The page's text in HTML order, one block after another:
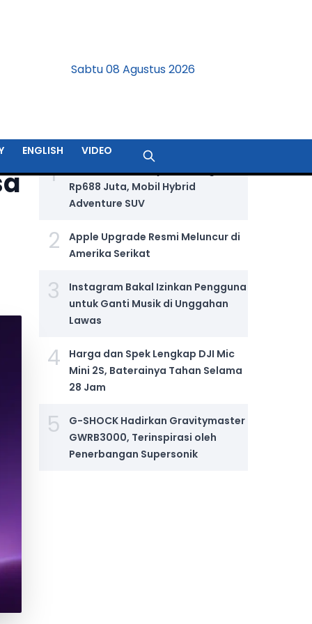
Sabtu 08 Agustus 2026
ENGLISH VIDEO
1
Jetour T2 i-DM Dijual Seharga
Rp688 Juta, Mobil Hybrid
Adventure SUV
2
Apple Upgrade Resmi Meluncur di
Amerika Serikat
3
Instagram Bakal Izinkan Pengguna
untuk Ganti Musik di Unggahan
Lawas
4
Harga dan Spek Lengkap DJI Mic
Mini 2S, Baterainya Tahan Selama
28 Jam
5
G-SHOCK Hadirkan Gravitymaster
GWRB3000, Terinspirasi oleh
Penerbangan Supersonik